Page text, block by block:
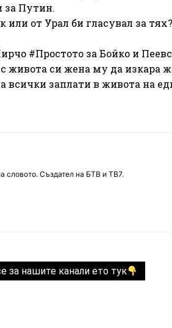
за Путин.
от Урал би гласувал за
#Простото за Бойко и
живота си жена му да изкара
всички заплати в живота на
словото. Създател на БТВ и ТВ7.
за нашите канали ето тук